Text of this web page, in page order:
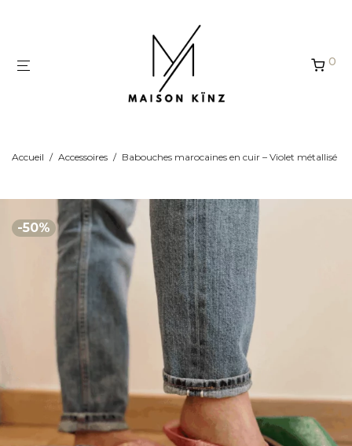
0
Accueil / Accessoires / Babouches marocaines en cuir – Violet métallisé
-50%